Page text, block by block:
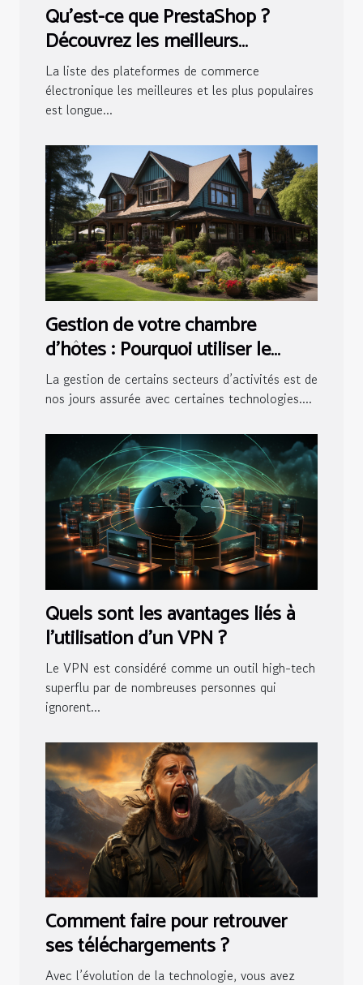
Qu'est-ce que PrestaShop ?
Découvrez les meilleurs
avantages de cette solution
La liste des plateformes de commerce
électronique les meilleures et les plus populaires
est longue...
Gestion de votre chambre
d’hôtes : Pourquoi utiliser le
logiciel pour maisons d’hôtes ?
La gestion de certains secteurs d’activités est de
nos jours assurée avec certaines technologies....
Quels sont les avantages liés à
l’utilisation d’un VPN ?
Le VPN est considéré comme un outil high-tech
superflu par de nombreuses personnes qui
ignorent...
Comment faire pour retrouver
ses téléchargements ?
Avec l’évolution de la technologie, vous avez